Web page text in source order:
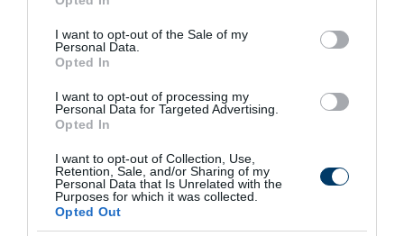
use your data for below specified purposes in below Google
consent section.
I want to opt-out of the Sale of my
Personal Data.
Opted In
I want to opt-out of processing my
Personal Data for Targeted Advertising.
Opted In
I want to opt-out of Collection, Use,
Retention, Sale, and/or Sharing of my
Personal Data that Is Unrelated with the
Purposes for which it was collected.
Opted Out
segíthet a kapcsolatok megmentésében, hiszen minden
kapcsolat egyedi, és a hűtlenség mögött rejlő okok
feltárása elengedhetetlen a helyes megoldás
megtalálásához.
57 min